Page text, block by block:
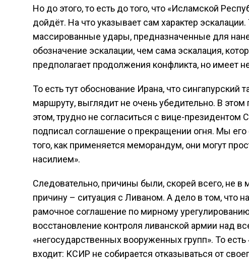
Но до этого, то есть до того, что «Исламской
дойдёт. На что указывает сам характер
массированные удары, предназначенные для
обозначение эскалации, чем сама эскалация,
предполагает продолжения конфликта, но имеет
То есть тут обоснование Ирана, что
маршруту, выглядит не очень убедительно. В
этом, трудно не согласиться с вице-президентом
подписал соглашение о прекращении огня. Мы
того, как применяется меморандум, они могут
насилием».
Следовательно, причины были, скорей всего, не в
причину – ситуация с Ливаном. А дело в том, что
рамочное соглашение по мирному
восстановление контроля ливанской армии над
«негосударственных вооруженных групп». То
входит: КСИР не собирается отказываться от